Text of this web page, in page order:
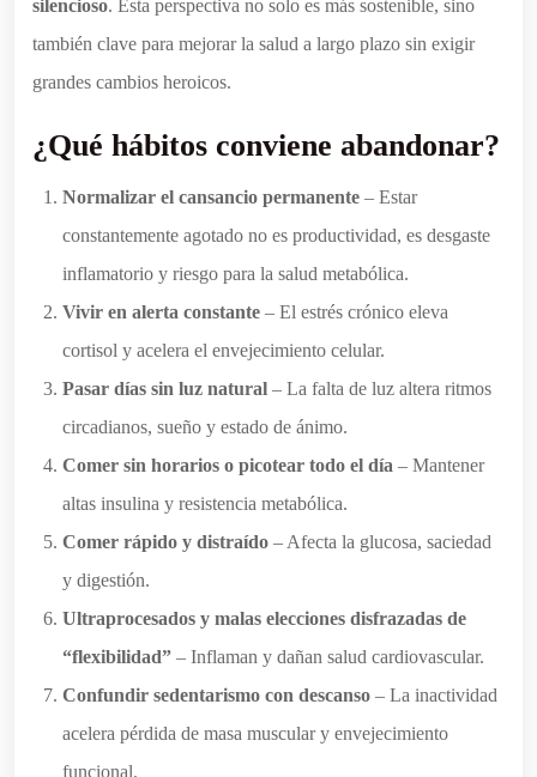
silencioso. Esta perspectiva no solo es más sostenible, sino
también clave para mejorar la salud a largo plazo sin exigir
grandes cambios heroicos.
¿Qué hábitos conviene abandonar?
Normalizar el cansancio permanente – Estar
constantemente agotado no es productividad, es desgaste
inflamatorio y riesgo para la salud metabólica.
Vivir en alerta constante – El estrés crónico eleva
cortisol y acelera el envejecimiento celular.
Pasar días sin luz natural – La falta de luz altera ritmos
circadianos, sueño y estado de ánimo.
Comer sin horarios o picotear todo el día – Mantener
altas insulina y resistencia metabólica.
Comer rápido y distraído – Afecta la glucosa, saciedad
y digestión.
Ultraprocesados y malas elecciones disfrazadas de
“flexibilidad” – Inflaman y dañan salud cardiovascular.
Confundir sedentarismo con descanso – La inactividad
acelera pérdida de masa muscular y envejecimiento
funcional.